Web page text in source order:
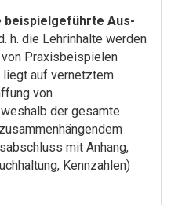
beispielgeführte Aus-
h. die Lehrinhalte werden
Praxisbeispielen
auf vernetztem
von
der gesamte
mit Anhang,
Kennzahlen)